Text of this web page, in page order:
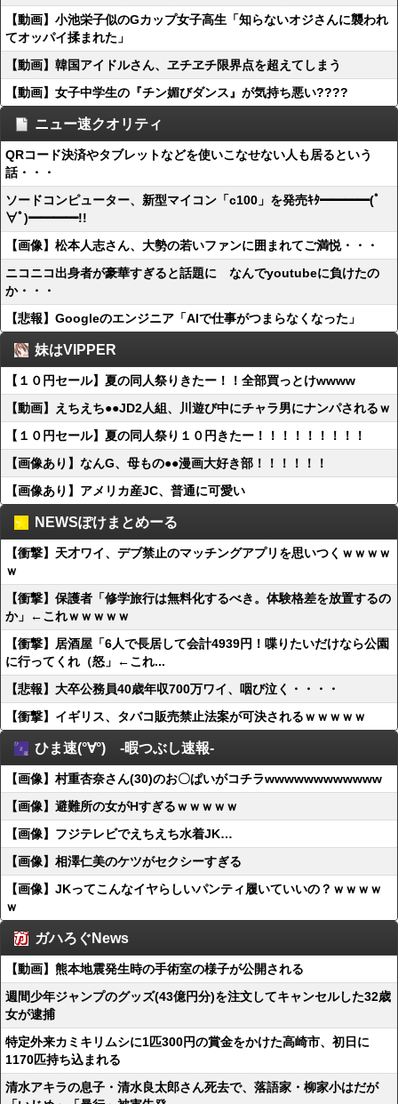
【動画】小池栄子似のGカップ女子高生「知らないオジさんに襲われ
てオッパイ揉まれた」
【動画】韓国アイドルさん、ヱチヱチ限界点を超えてしまう
【動画】女子中学生の『チン媚びダンス』が気持ち悪い????
ニュー速クオリティ
QRコード決済やタブレットなどを使いこなせない人も居るという
話・・・
ソードコンピューター、新型マイコン「c100」を発売ｷﾀ━━━━(ﾟ
∀ﾟ)━━━━!!
【画像】松本人志さん、大勢の若いファンに囲まれてご満悦・・・
ニコニコ出身者が豪華すぎると話題に なんでyoutubeに負けたの
か・・・
【悲報】Googleのエンジニア「AIで仕事がつまらなくなった」
妹はVIPPER
【１０円セール】夏の同人祭りきたー！！全部買っとけwwww
【動画】えちえち●●JD2人組、川遊び中にチャラ男にナンパされるｗ
【１０円セール】夏の同人祭り１０円きたー！！！！！！！！！
【画像あり】なんG、母もの●●漫画大好き部！！！！！！
【画像あり】アメリカ産JC、普通に可愛い
NEWSぽけまとめーる
【衝撃】天才ワイ、デブ禁止のマッチングアプリを思いつくｗｗｗｗ
ｗ
【衝撃】保護者「修学旅行は無料化するべき。体験格差を放置するの
か」←これｗｗｗｗｗ
【衝撃】居酒屋「6人で長居して会計4939円！喋りたいだけなら公園
に行ってくれ（怒」←これ...
【悲報】大卒公務員40歳年収700万ワイ、咽び泣く・・・・
【衝撃】イギリス、タバコ販売禁止法案が可決されるｗｗｗｗｗ
ひま速(°∀°) -暇つぶし速報-
【画像】村重杏奈さん(30)のお〇ぱいがコチラwwwwwwwwwwww
【画像】避難所の女がHすぎるｗｗｗｗｗ
【画像】フジテレビでえちえち水着JK…
【画像】相澤仁美のケツがセクシーすぎる
【画像】JKってこんなイヤらしいパンティ履いていいの？ｗｗｗｗ
ｗ
ガハろぐNews
【動画】熊本地震発生時の手術室の様子が公開される
週間少年ジャンプのグッズ(43億円分)を注文してキャンセルした32歳
女が逮捕
特定外来カミキリムシに1匹300円の賞金をかけた高崎市、初日に
1170匹持ち込まれる
清水アキラの息子・清水良太郎さん死去で、落語家・柳家小はだが